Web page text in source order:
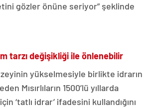
gözler önüne seriyor” şeklinde
tarzı değişikliği ile önlenebilir
yükselmesiyle birlikte idrarın
Mısırlıların 1500’lü yıllarda
‘tatlı idrar’ ifadesini kullandığını